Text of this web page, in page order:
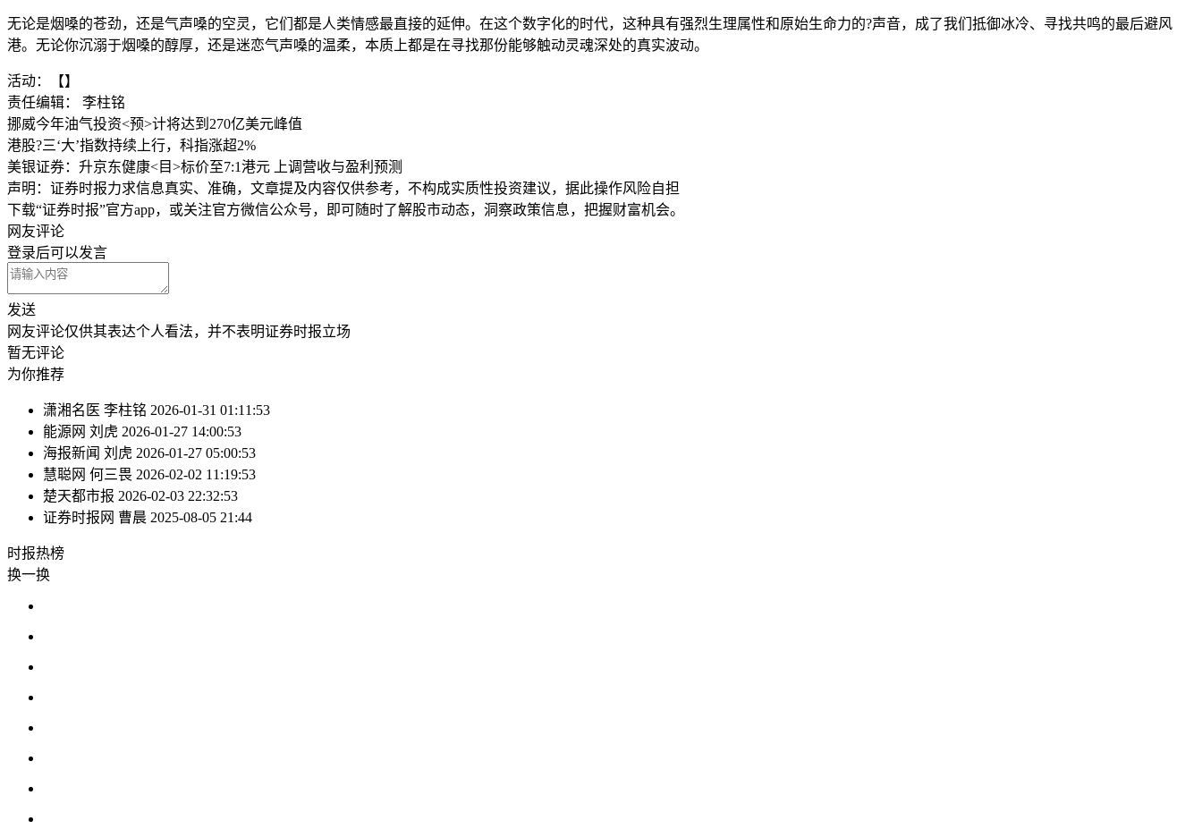
无论是烟嗓的苍劲，还是气声嗓的空灵，它们都是人类情感最直接的延伸。在这个数字化的时代，这种具有强烈生理属性和原始生命力的?声音，成了我们抵御冰冷、寻找共鸣的最后避风
港。无论你沉溺于烟嗓的醇厚，还是迷恋气声嗓的温柔，本质上都是在寻找那份能够触动灵魂深处的真实波动。
活动：【】
责任编辑： 李柱铭
挪威今年油气投资<预>计将达到270亿美元峰值
港股?三‘大’指数持续上行，科指涨超2%
美银证券：升京东健康<目>标价至7:1港元 上调营收与盈利预测
声明：证券时报力求信息真实、准确，文章提及内容仅供参考，不构成实质性投资建议，据此操作风险自担
下载“证券时报”官方app，或关注官方微信公众号，即可随时了解股市动态，洞察政策信息，把握财富机会。
网友评论
登录后可以发言
发送
网友评论仅供其表达个人看法，并不表明证券时报立场
暂无评论
为你推荐
潇湘名医 李柱铭 2026-01-31 01:11:53
能源网 刘虎 2026-01-27 14:00:53
海报新闻 刘虎 2026-01-27 05:00:53
慧聪网 何三畏 2026-02-02 11:19:53
楚天都市报 2026-02-03 22:32:53
证券时报网 曹晨 2025-08-05 21:44
时报热榜
换一换